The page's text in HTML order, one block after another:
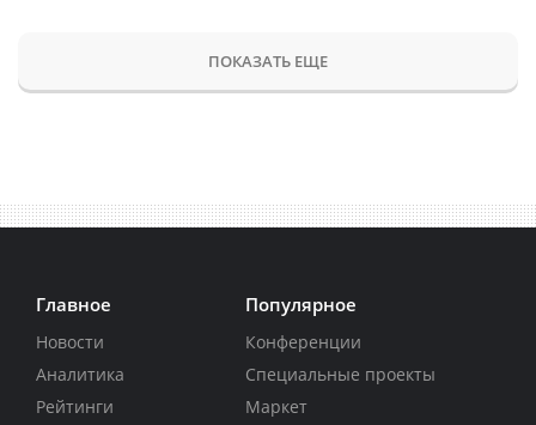
ПОКАЗАТЬ ЕЩЕ
Главное
Новости
Аналитика
Рейтинги
Популярное
Конференции
Специальные проекты
Маркет